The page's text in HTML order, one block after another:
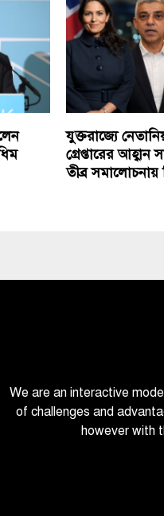
যুক্তরাজ্যে
গ্রেপ্তারের আহ্বান
তীব্র সমালোচনায়
We are an interactive
of challenges and
however with